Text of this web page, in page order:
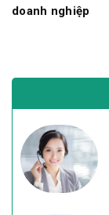
doanh nghiệp